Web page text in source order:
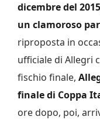
dicembre del
un clamoroso
riproposta in
ufficiale di Allegri
fischio finale,
finale di Coppa
ore dopo, poi,